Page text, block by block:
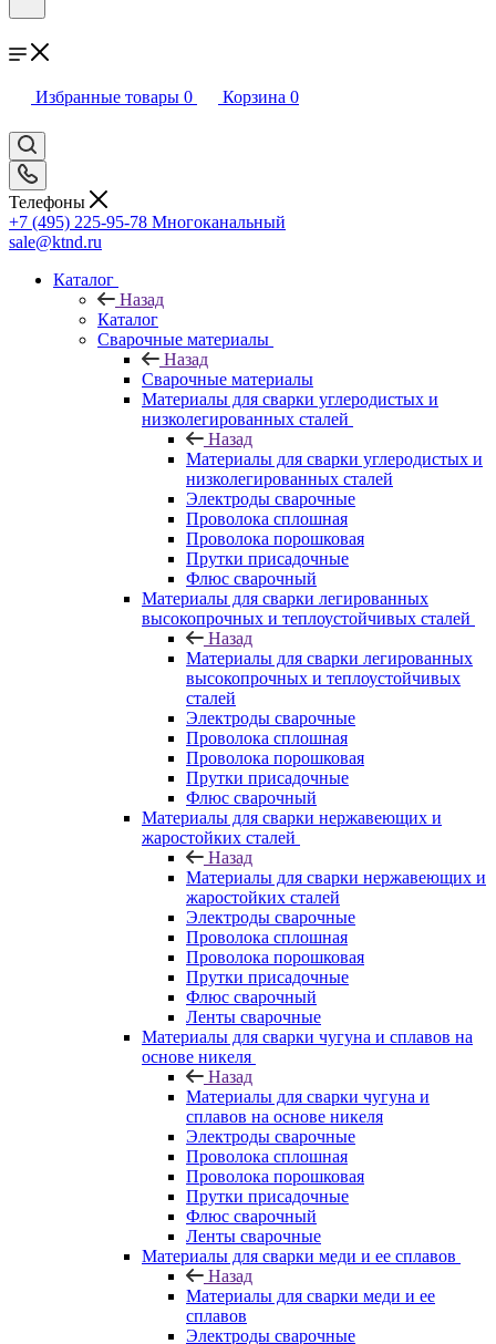
Избранные товары 0 Корзина 0
Телефоны
+7 (495) 225-95-78 Многоканальный
sale@ktnd.ru
Каталог
Назад
Каталог
Сварочные материалы
Назад
Сварочные материалы
Материалы для сварки углеродистых и
низколегированных сталей
Назад
Материалы для сварки углеродистых и
низколегированных сталей
Электроды сварочные
Проволока сплошная
Проволока порошковая
Прутки присадочные
Флюс сварочный
Материалы для сварки легированных
высокопрочных и теплоустойчивых сталей
Назад
Материалы для сварки легированных
высокопрочных и теплоустойчивых
сталей
Электроды сварочные
Проволока сплошная
Проволока порошковая
Прутки присадочные
Флюс сварочный
Материалы для сварки нержавеющих и
жаростойких сталей
Назад
Материалы для сварки нержавеющих и
жаростойких сталей
Электроды сварочные
Проволока сплошная
Проволока порошковая
Прутки присадочные
Флюс сварочный
Ленты сварочные
Материалы для сварки чугуна и сплавов на
основе никеля
Назад
Материалы для сварки чугуна и
сплавов на основе никеля
Электроды сварочные
Проволока сплошная
Проволока порошковая
Прутки присадочные
Флюс сварочный
Ленты сварочные
Материалы для сварки меди и ее сплавов
Назад
Материалы для сварки меди и ее
сплавов
Электроды сварочные